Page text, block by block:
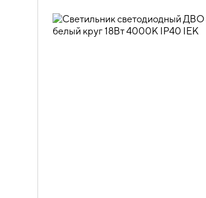
10.03.02.01 Даунлайты классические